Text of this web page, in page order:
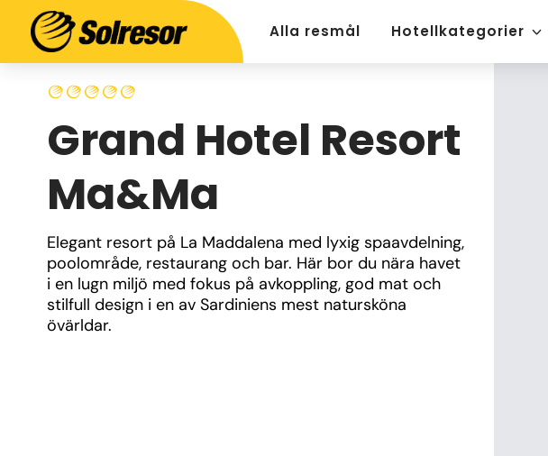
Alla resmål Hotellkategorier
Grand Hotel Resort
Ma&Ma
Elegant resort på La Maddalena med lyxig spaavdelning,
poolområde, restaurang och bar. Här bor du nära havet
i en lugn miljö med fokus på avkoppling, god mat och
stilfull design i en av Sardiniens mest natursköna
övärldar.